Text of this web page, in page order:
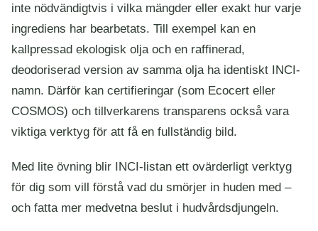
inte nödvändigtvis i vilka mängder eller exakt hur varje
ingrediens har bearbetats. Till exempel kan en
kallpressad ekologisk olja och en raffinerad,
deodoriserad version av samma olja ha identiskt INCI-
namn. Därför kan certifieringar (som Ecocert eller
COSMOS) och tillverkarens transparens också vara
viktiga verktyg för att få en fullständig bild.
Med lite övning blir INCI-listan ett ovärderligt verktyg
för dig som vill förstå vad du smörjer in huden med –
och fatta mer medvetna beslut i hudvårdsdjungeln.